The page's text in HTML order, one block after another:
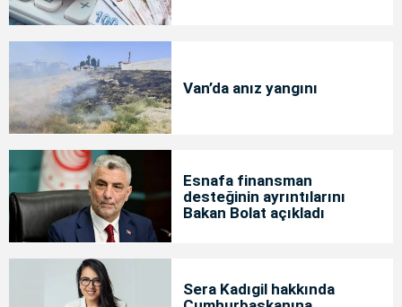
Van’da anız yangını
Esnafa finansman
desteğinin ayrıntılarını
Bakan Bolat açıkladı
Sera Kadıgil hakkında